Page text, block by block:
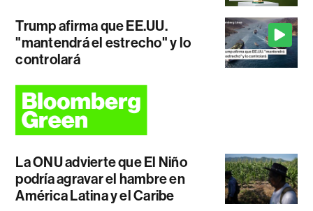
Trump afirma que EE.UU.
"mantendrá el estrecho" y lo
controlará
La ONU advierte que El Niño
podría agravar el hambre en
América Latina y el Caribe